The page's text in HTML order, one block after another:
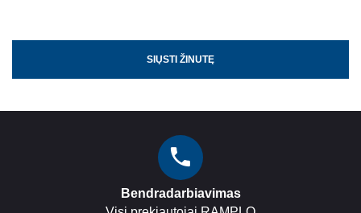
SIŲSTI ŽINUTĘ
Bendradarbiavimas